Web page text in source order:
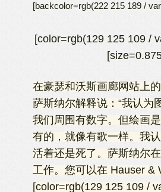
[backcolor=rgb(222 215 189 /
[color=rgb(129 125 109 /
在豪瑟和沃斯画廊网站上
萨斯纳尔解释说：“我认为
我们周围有数字。但绘画
有的，就像有歌一样。我
活着还是死了。萨斯纳尔
工作。您可以在 Hauser &
[color=rgb(129 125 109 /